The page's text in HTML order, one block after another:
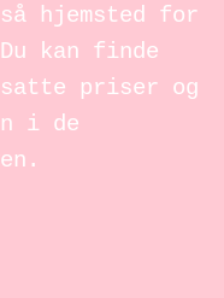
hjemsted for
kan finde
priser og
i de